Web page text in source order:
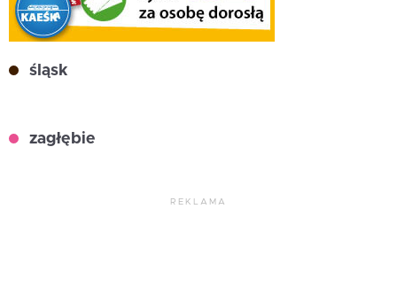
śląsk
zagłębie
REKLAMA